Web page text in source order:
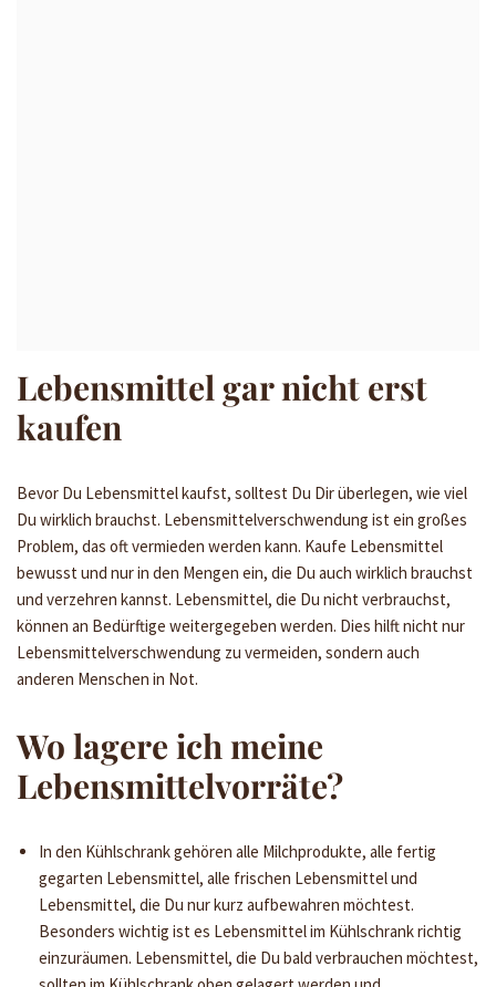
Lebensmittel gar nicht erst
kaufen
Bevor Du Lebensmittel kaufst, solltest Du Dir überlegen, wie viel
Du wirklich brauchst. Lebensmittelverschwendung ist ein großes
Problem, das oft vermieden werden kann. Kaufe Lebensmittel
bewusst und nur in den Mengen ein, die Du auch wirklich brauchst
und verzehren kannst. Lebensmittel, die Du nicht verbrauchst,
können an Bedürftige weitergegeben werden. Dies hilft nicht nur
Lebensmittelverschwendung zu vermeiden, sondern auch
anderen Menschen in Not.
Wo lagere ich meine
Lebensmittelvorräte?
In den Kühlschrank gehören alle Milchprodukte, alle fertig
gegarten Lebensmittel, alle frischen Lebensmittel und
Lebensmittel, die Du nur kurz aufbewahren möchtest.
Besonders wichtig ist es Lebensmittel im Kühlschrank richtig
einzuräumen. Lebensmittel, die Du bald verbrauchen möchtest,